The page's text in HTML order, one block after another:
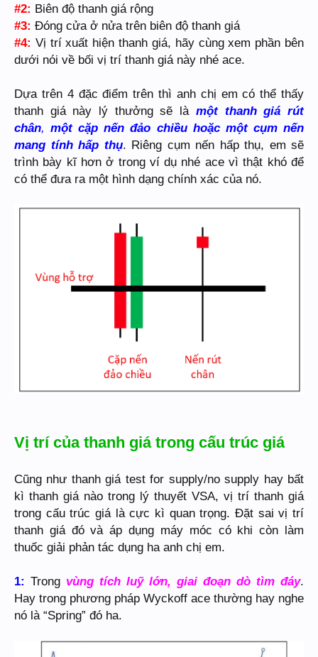
#2: Biên độ thanh giá rộng
#3: Đóng cửa ở nửa trên biên độ thanh giá
#4: Vị trí xuất hiện thanh giá, hãy cùng xem phần bên
dưới nói về bối vị trí thanh giá này nhé ace.
Dựa trên 4 đặc điểm trên thì anh chị em có thể thấy
thanh giá này lý thưởng sẽ là một thanh giá rút
chân,một cặp nến đảo chiều hoặc một cụm nến
mang tính hấp thụ. Riêng cụm nến hấp thụ, em sẽ
trình bày kĩ hơn ở trong ví dụ nhé ace vì thật khó để
có thể đưa ra một hình dạng chính xác của nó.
Vị trí của thanh giá trong cấu trúc giá
Cũng như thanh giá test for supply/no supply hay bất
kì thanh giá nào trong lý thuyết VSA, vị trí thanh giá
trong cấu trúc giá là cực kì quan trọng. Đặt sai vị trí
thanh giá đó và áp dụng máy móc có khi còn làm
thuốc giải phản tác dụng ha anh chị em.
1: Trong vùng tích luỹ lớn, giai đoạn dò tìm đáy.
Hay trong phương pháp Wyckoff ace thường hay nghe
nó là “Spring” đó ha.